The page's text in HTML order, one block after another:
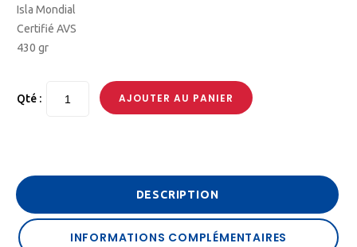
Isla Mondial
Certifié AVS
430 gr
Qté : AJOUTER AU PANIER
DESCRIPTION
INFORMATIONS COMPLÉMENTAIRES